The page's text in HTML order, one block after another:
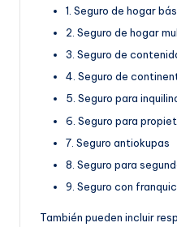
1. Seguro de hogar
2. Seguro de hogar
3. Seguro de
4. Seguro de
5. Seguro para
6. Seguro para
7. Seguro antiokupas
8. Seguro para
9. Seguro con
También pueden incluir